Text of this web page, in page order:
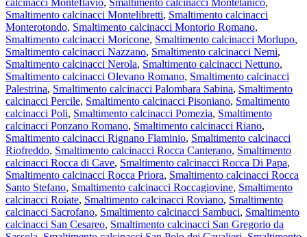
Smaltimento calcinacci Montelibretti, Smaltimento calcinacci
Monterotondo, Smaltimento calcinacci Montorio Romano,
Smaltimento calcinacci Moricone, Smaltimento calcinacci Morlupo,
Smaltimento calcinacci Nazzano, Smaltimento calcinacci Nemi,
Smaltimento calcinacci Nerola, Smaltimento calcinacci Nettuno,
Smaltimento calcinacci Olevano Romano, Smaltimento calcinacci
Palestrina, Smaltimento calcinacci Palombara Sabina, Smaltimento
calcinacci Percile, Smaltimento calcinacci Pisoniano, Smaltimento
calcinacci Poli, Smaltimento calcinacci Pomezia, Smaltimento
calcinacci Ponzano Romano, Smaltimento calcinacci Riano,
Smaltimento calcinacci Rignano Flaminio, Smaltimento calcinacci
Riofreddo, Smaltimento calcinacci Rocca Canterano, Smaltimento
calcinacci Rocca di Cave, Smaltimento calcinacci Rocca Di Papa,
Smaltimento calcinacci Rocca Priora, Smaltimento calcinacci Rocca
Santo Stefano, Smaltimento calcinacci Roccagiovine, Smaltimento
calcinacci Roiate, Smaltimento calcinacci Roviano, Smaltimento
calcinacci Sacrofano, Smaltimento calcinacci Sambuci, Smaltimento
calcinacci San Cesareo, Smaltimento calcinacci San Gregorio da